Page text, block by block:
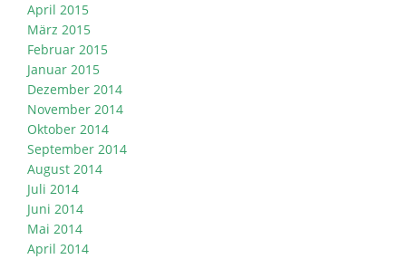
April 2015
März 2015
Februar 2015
Januar 2015
Dezember 2014
November 2014
Oktober 2014
September 2014
August 2014
Juli 2014
Juni 2014
Mai 2014
April 2014